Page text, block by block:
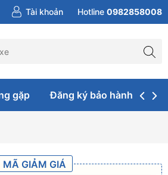
Tài khoản Hotline 0982858008
gặp Đăng ký bảo hành & sửa
MÃ GIẢM GIÁ